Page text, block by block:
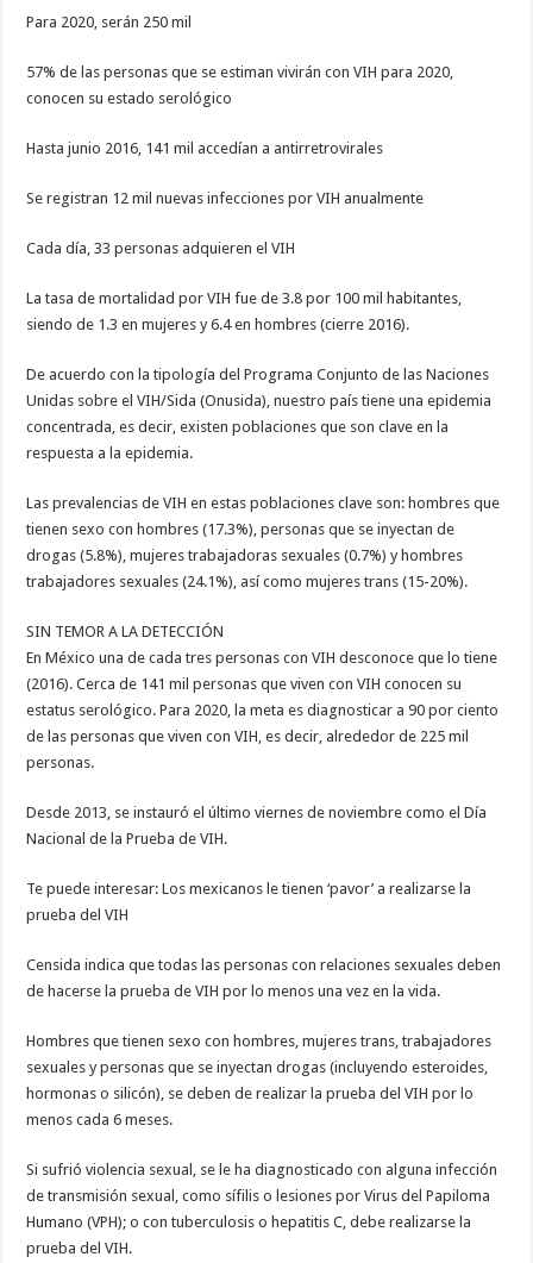
Para 2020, serán 250 mil
57% de las personas que se estiman vivirán con VIH para 2020,
conocen su estado serológico
Hasta junio 2016, 141 mil accedían a antirretrovirales
Se registran 12 mil nuevas infecciones por VIH anualmente
Cada día, 33 personas adquieren el VIH
La tasa de mortalidad por VIH fue de 3.8 por 100 mil habitantes,
siendo de 1.3 en mujeres y 6.4 en hombres (cierre 2016).
De acuerdo con la tipología del Programa Conjunto de las Naciones
Unidas sobre el VIH/Sida (Onusida), nuestro país tiene una epidemia
concentrada, es decir, existen poblaciones que son clave en la
respuesta a la epidemia.
Las prevalencias de VIH en estas poblaciones clave son: hombres que
tienen sexo con hombres (17.3%), personas que se inyectan de
drogas (5.8%), mujeres trabajadoras sexuales (0.7%) y hombres
trabajadores sexuales (24.1%), así como mujeres trans (15-20%).
SIN TEMOR A LA DETECCIÓN
En México una de cada tres personas con VIH desconoce que lo tiene
(2016). Cerca de 141 mil personas que viven con VIH conocen su
estatus serológico. Para 2020, la meta es diagnosticar a 90 por ciento
de las personas que viven con VIH, es decir, alrededor de 225 mil
personas.
Desde 2013, se instauró el último viernes de noviembre como el Día
Nacional de la Prueba de VIH.
Te puede interesar: Los mexicanos le tienen ‘pavor’ a realizarse la
prueba del VIH
Censida indica que todas las personas con relaciones sexuales deben
de hacerse la prueba de VIH por lo menos una vez en la vida.
Hombres que tienen sexo con hombres, mujeres trans, trabajadores
sexuales y personas que se inyectan drogas (incluyendo esteroides,
hormonas o silicón), se deben de realizar la prueba del VIH por lo
menos cada 6 meses.
Si sufrió violencia sexual, se le ha diagnosticado con alguna infección
de transmisión sexual, como sífilis o lesiones por Virus del Papiloma
Humano (VPH); o con tuberculosis o hepatitis C, debe realizarse la
prueba del VIH.